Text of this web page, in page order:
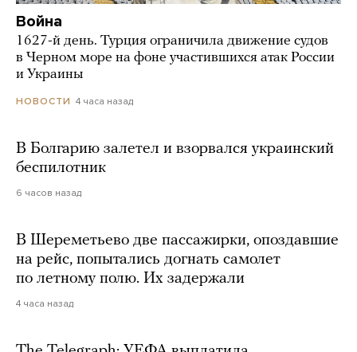
Война
1627-й день. Турция ограничила движение судов
в Черном море на фоне участившихся атак России
и Украины
НОВОСТИ 4 часа назад
В Болгарию залетел и взорвался украинский
беспилотник
6 часов назад
В Шереметьево две пассажирки, опоздавшие
на рейс, попытались догнать самолет
по летному полю. Их задержали
4 часа назад